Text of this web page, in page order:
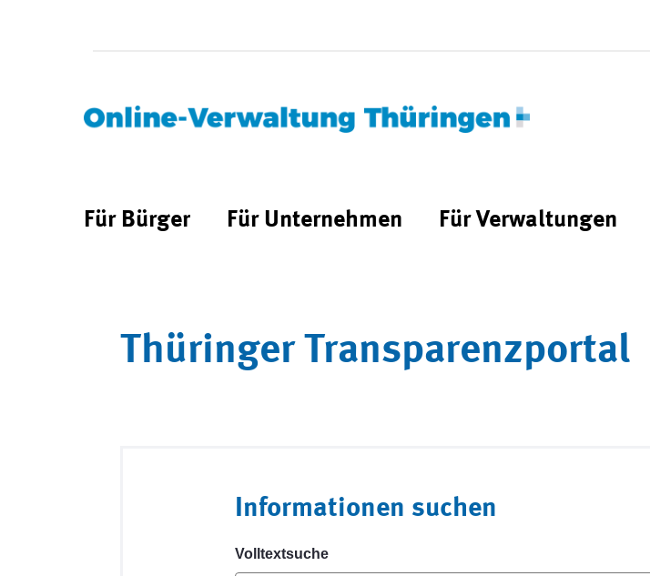
Für Bürger Für Unternehmen Für Verwaltungen
Thüringer Transparenzportal
Informationen suchen
Volltextsuche